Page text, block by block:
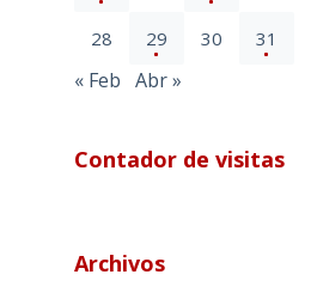
28 29 30 31
« Feb Abr »
Contador de visitas
Archivos